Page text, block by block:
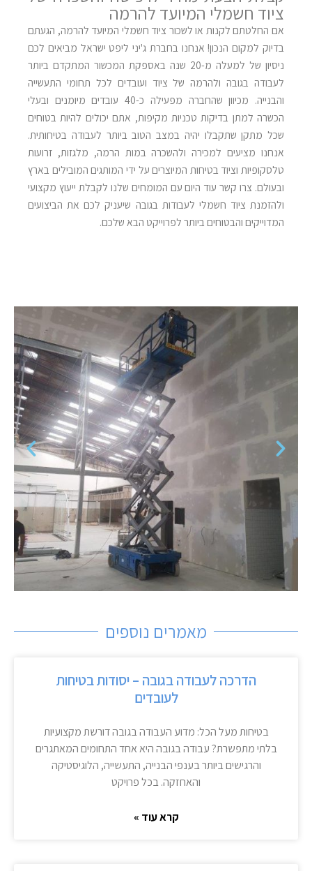
ציוד חשמלי המיועד להרמה
אם החלטתם לקנות או לשכור ציוד חשמלי המיועד להרמה, הגעתם
בדיוק למקום הנכון! אנחנו בחברת ג'יני ליפט ישראל מביאים לכם
ניסיון של למעלה מ-20 שנה באספקת המכשור המתקדם ביותר
לעבודה בגובה ולהרמה של ציוד ועובדים לכל תחומי התעשייה
והבנייה. מכיוון שהחברה מפעילה כ-40 עובדים מיומנים ובעלי
הכשרה למתן בדיקות טכניות מקיפות, אתם יכולים להיות בטוחים
שכל מתקן שתקבלו יהיה במצב הטוב ביותר לעבודה בטיחותית.
אנחנו מציעים למכירה ולהשכרה במות הרמה, מלגזות, זרועות
טלסקופיות וציוד בטיחות המיוצרים על ידי המותגים המובילים בארץ
ובעולם. צרו קשר עוד היום עם המומחים שלנו לקבלת ייעוץ מקצועי
ולהזמנת ציוד חשמלי לעבודות בגובה שיעניק לכם את הביצועים
המדוייקים והבטוחים ביותר לפרוייקט הבא שלכם.
מאמרים נוספים
הדרכה לעבודה בגובה – יסודות בטיחות
לעובדים
בטיחות מעל הכל: מדוע העבודה בגובה דורשת מקצועיות
בלתי מתפשרת? עבודה בגובה היא אחד התחומים המאתגרים
והרגישים ביותר בענפי הבנייה, התעשייה, הלוגיסטיקה
והאחזקה. בכל פרויקט
קרא עוד »